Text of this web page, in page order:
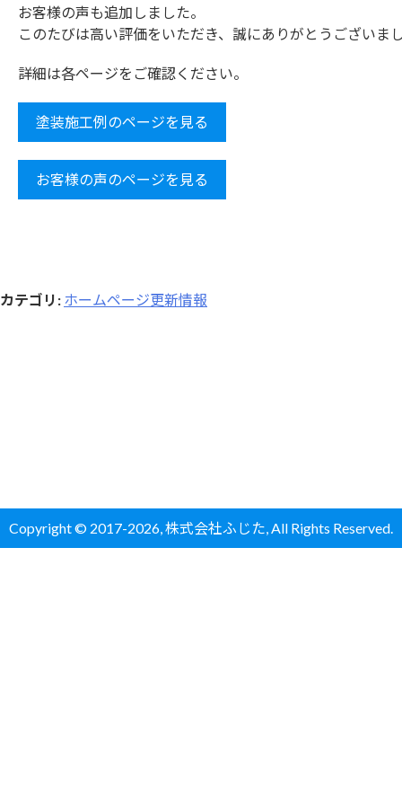
お客様の声も追加しました。
このたびは高い評価をいただき、誠にありがとうございま
詳細は各ページをご確認ください。
塗装施工例のページを見る
お客様の声のページを見る
カテゴリ : ホームページ更新情報
Copyright© 2017-2026,株式会社ふじた, All Rights Reserved.